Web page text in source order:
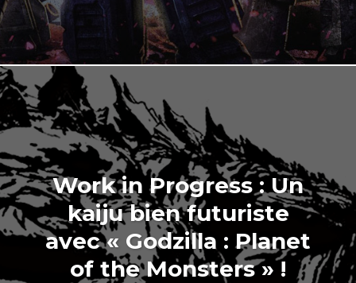
Work in Progress : Un
kaiju bien futuriste
avec « Godzilla : Planet
of the Monsters » !